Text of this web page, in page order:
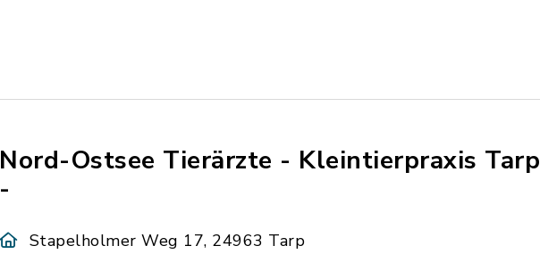
Nord-Ostsee Tierärzte - Kleintierpraxis Tarp
-
Stapelholmer Weg 17, 24963 Tarp